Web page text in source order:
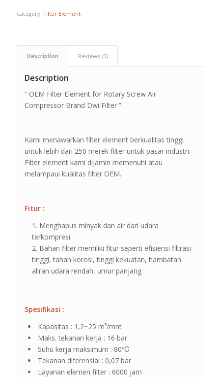
Category: Filter Element
Description Reviews (0)
Description
” OEM Filter Element for Rotary Screw Air
Compressor Brand Dwi Filter ”
Kami menawarkan filter element berkualitas tinggi
untuk lebih dari 250 merek filter untuk pasar industri.
Filter element kami dijamin memenuhi atau
melampaui kualitas filter OEM.
Fitur :
Menghapus minyak dan air dari udara
terkompresi
Bahan filter memiliki fitur seperti efisiensi filtrasi
tinggi, tahan korosi, tinggi kekuatan, hambatan
aliran udara rendah, umur panjang
Spesifikasi :
Kapasitas : 1,2~25 m³/mnt
Maks. tekanan kerja : 16 bar
Suhu kerja maksimum : 80℃
Tekanan diferensial : 0,07 bar
Layanan elemen filter : 6000 jam